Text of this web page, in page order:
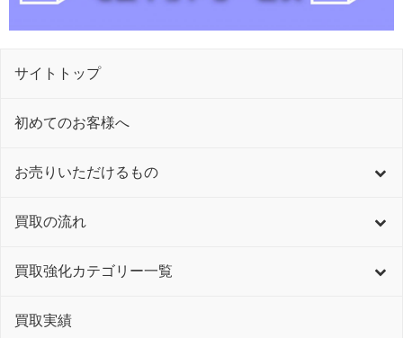
サイトトップ
初めてのお客様へ
お売りいただけるもの
買取の流れ
買取強化カテゴリー一覧
買取実績